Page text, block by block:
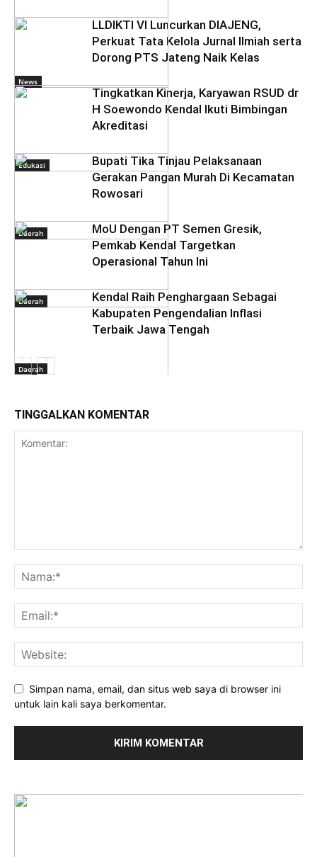
News
Edukasi
LLDIKTI VI Luncurkan DIAJENG,
Perkuat Tata Kelola Jurnal Ilmiah serta
Dorong PTS Jateng Naik Kelas
Daerah
Tingkatkan Kinerja, Karyawan RSUD dr
H Soewondo Kendal Ikuti Bimbingan
Akreditasi
Daerah
Bupati Tika Tinjau Pelaksanaan
Gerakan Pangan Murah Di Kecamatan
Rowosari
Daerah
MoU Dengan PT Semen Gresik,
Pemkab Kendal Targetkan
Operasional Tahun Ini
Daerah
Kendal Raih Penghargaan Sebagai
Kabupaten Pengendalian Inflasi
Terbaik Jawa Tengah
TINGGALKAN KOMENTAR
Simpan nama, email, dan situs web saya di browser ini
untuk lain kali saya berkomentar.